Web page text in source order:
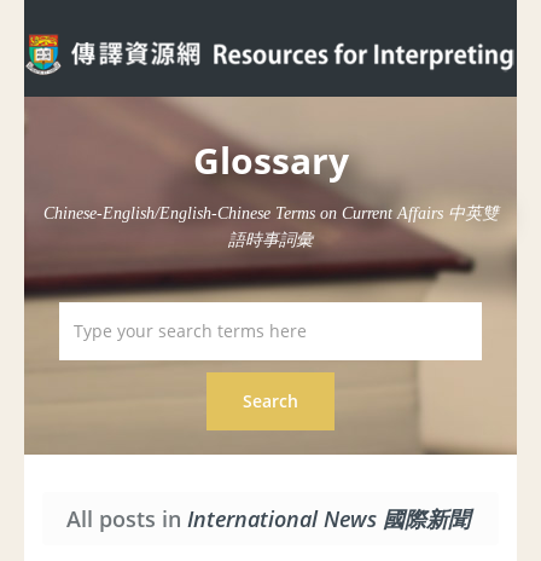
Glossary
Chinese-English/English-Chinese Terms on Current Affairs 中英雙
語時事詞彙
All posts in International News 國際新聞